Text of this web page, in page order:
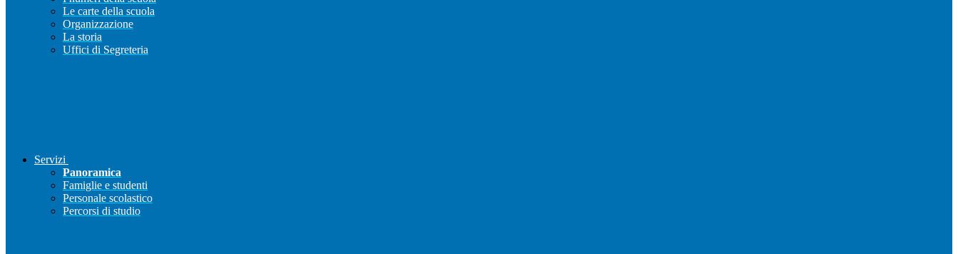
Le carte della scuola
Organizzazione
La storia
Uffici di Segreteria
Servizi
Panoramica
Famiglie e studenti
Personale scolastico
Percorsi di studio